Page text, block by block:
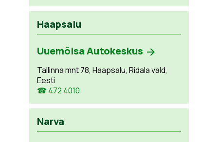
Haapsalu
Uuemõisa Autokeskus
Tallinna mnt 78, Haapsalu, Ridala vald,
Eesti
☎ 472 4010
Narva